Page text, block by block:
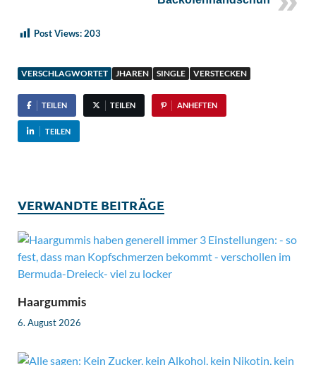
Post Views:203
VERSCHLAGWORTET JHAREN SINGLE VERSTECKEN
TEILEN TEILEN ANHEFTEN
TEILEN
VERWANDTE BEITRÄGE
Haargummis
6. August 2026